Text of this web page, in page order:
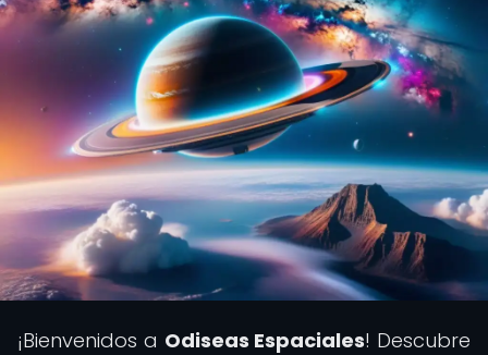
¡Bienvenidos a Odiseas Espaciales! Descubre